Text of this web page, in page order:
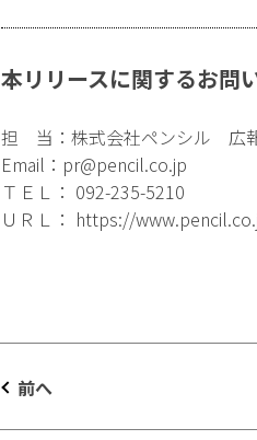
本リリースに関するお問
担 当：株式会社ペンシル 広
Email： pr@pencil.co.jp
ＴＥＬ： 092-235-5210
ＵＲＬ： https://
前へ